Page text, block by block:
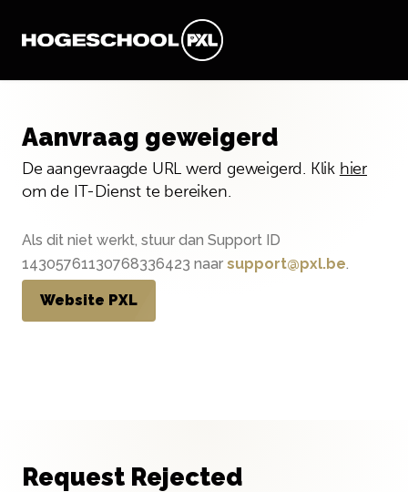
Aanvraag geweigerd
De aangevraagde URL werd geweigerd. Klik hier
om de IT-Dienst te bereiken.
Als dit niet werkt, stuur dan Support ID
14305761130768336423 naar support@pxl.be.
Website PXL
Request Rejected